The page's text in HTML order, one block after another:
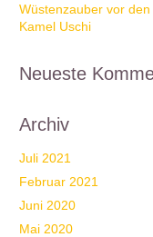
Wüstenzauber vor
Kamel Uschi
Neueste
Archiv
Juli 2021
Februar 2021
Juni 2020
Mai 2020